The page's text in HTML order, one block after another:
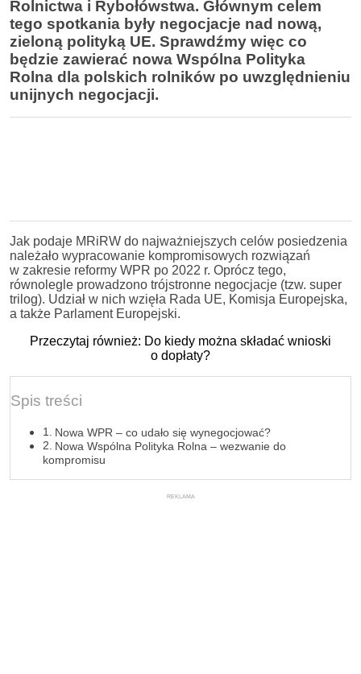
Rolnictwa i Rybołówstwa. Głównym celem
tego spotkania były negocjacje nad nową,
zieloną polityką UE. Sprawdźmy więc co
będzie zawierać nowa Wspólna Polityka
Rolna dla polskich rolników po uwzględnieniu
unijnych negocjacji.
Jak podaje MRiRW do najważniejszych celów posiedzenia
należało wypracowanie kompromisowych rozwiązań
w zakresie reformy WPR po 2022 r. Oprócz tego,
równolegle prowadzono trójstronne negocjacje (tzw. super
trilog). Udział w nich wzięła Rada UE, Komisja Europejska,
a także Parlament Europejski.
Przeczytaj również: Do kiedy można składać wnioski
o dopłaty?
Spis treści
Nowa WPR – co udało się wynegocjować?
Nowa Wspólna Polityka Rolna – wezwanie do
kompromisu
REKLAMA